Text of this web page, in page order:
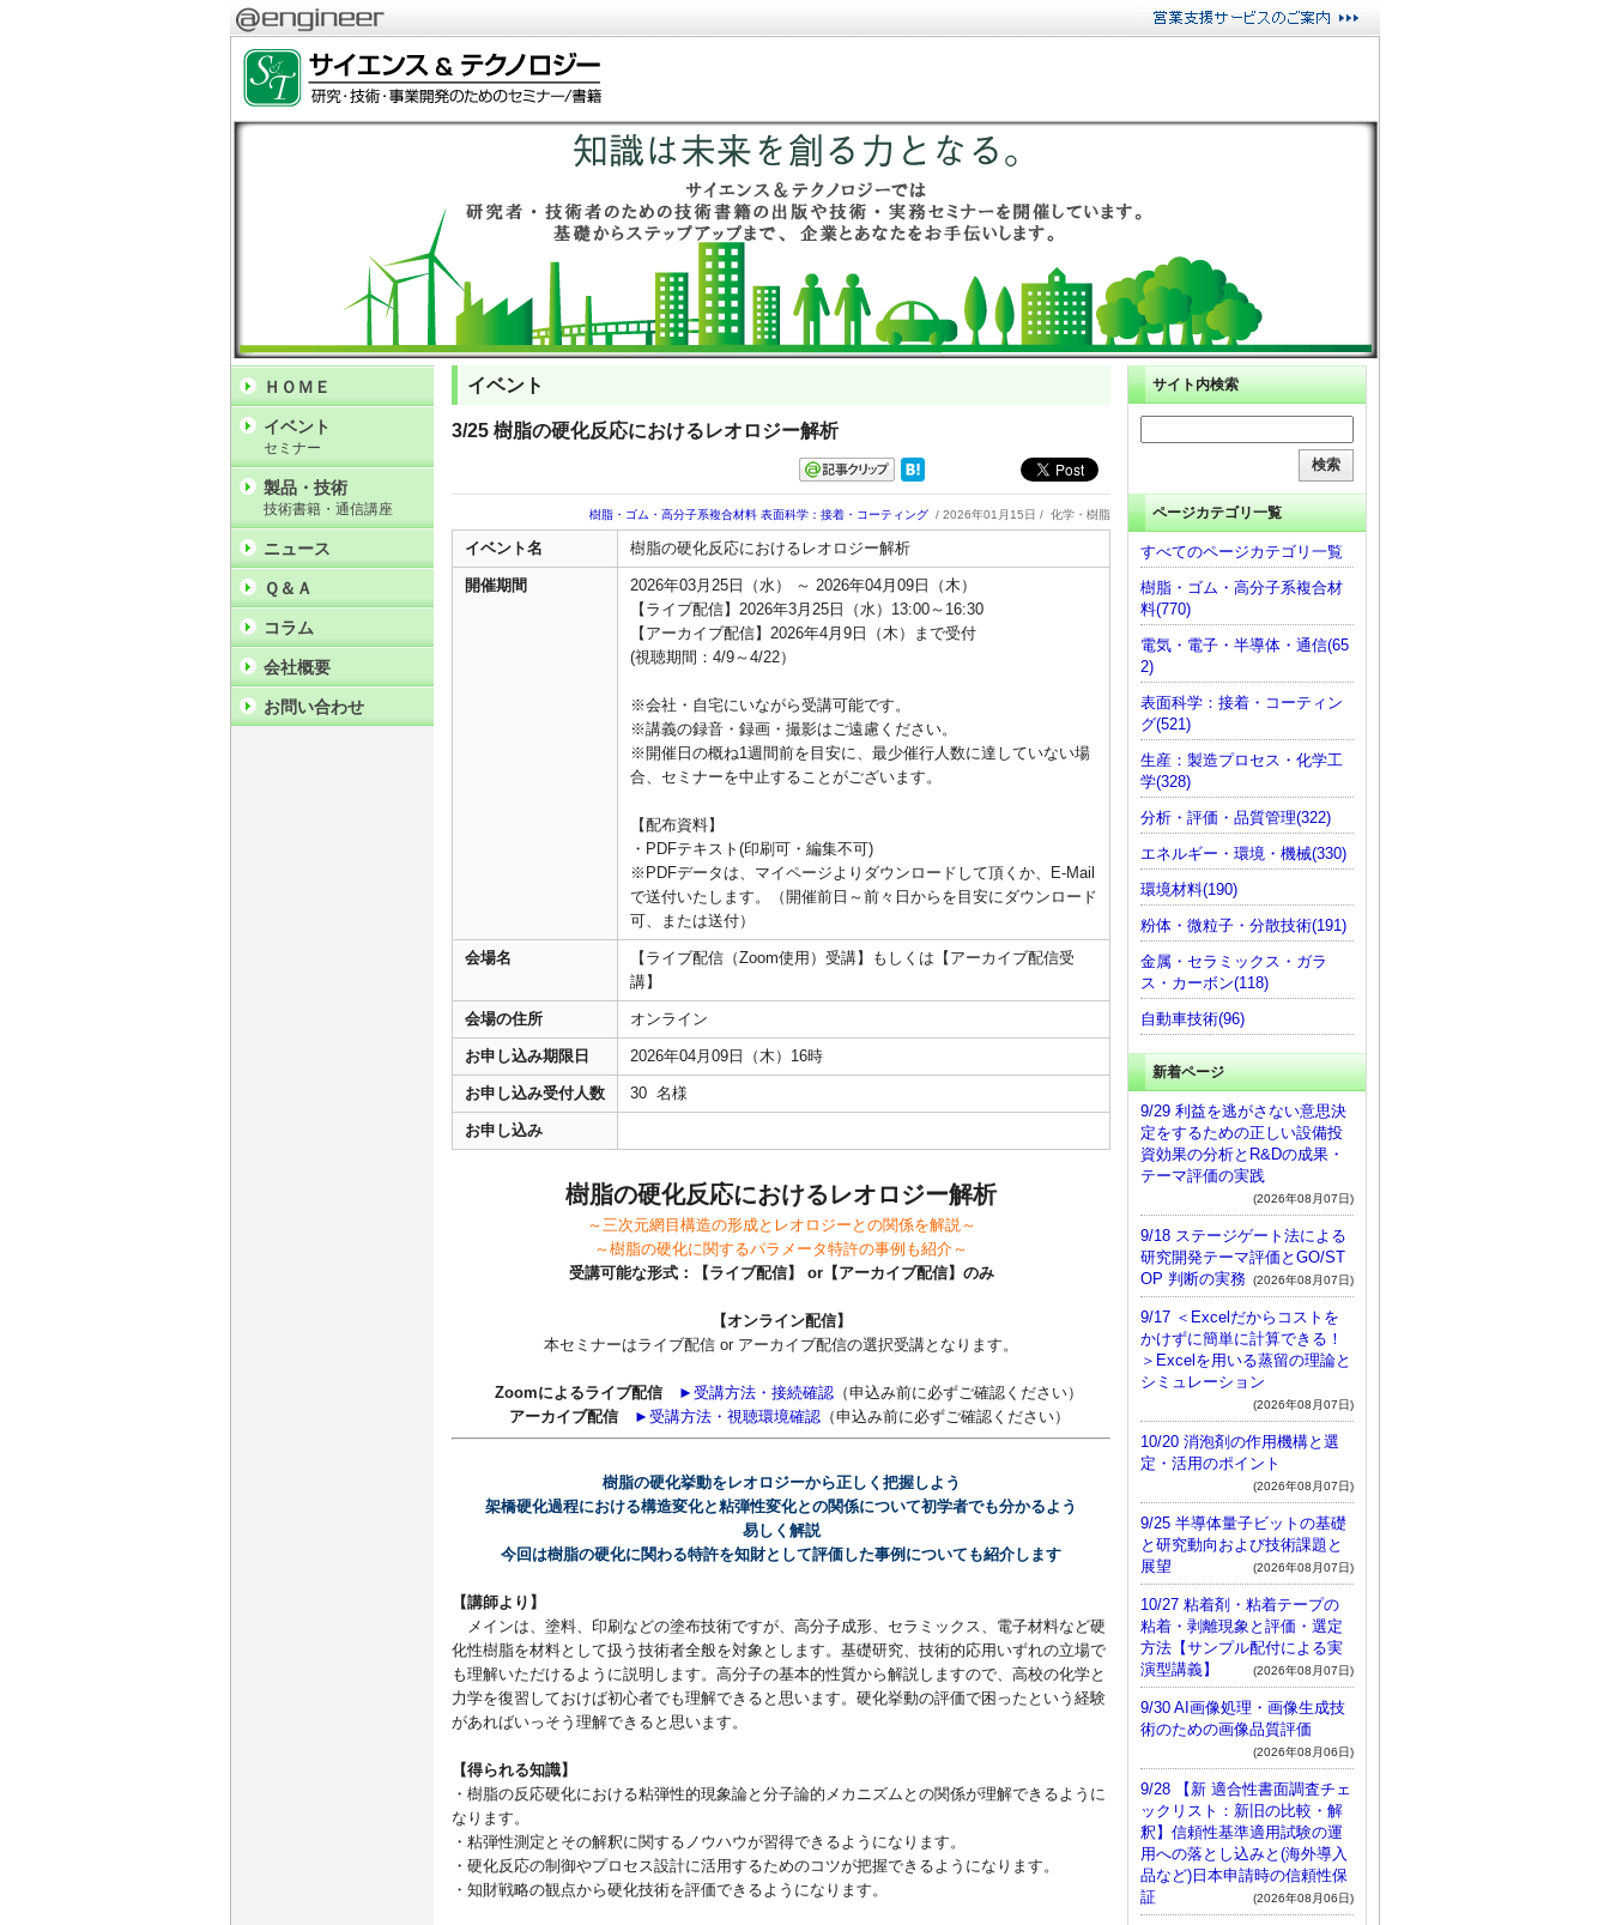
イベント
3/25 樹脂の硬化反応におけるレオロジー解析
樹脂・ゴム・高分子系複合材料 表面科学：接着・コーティング / 2026年01月15日 / 化学・樹脂
イベント名 樹脂の硬化反応におけるレオロジー解析
開催期間
2026年03月25日（水） ～ 2026年04月09日（木）
【ライブ配信】2026年3月25日（水）13:00～16:30
【アーカイブ配信】2026年4月9日（木）まで受付
(視聴期間：4/9～4/22）
※会社・自宅にいながら受講可能です。
※講義の録音・録画・撮影はご遠慮ください。
※開催日の概ね1週間前を目安に、最少催行人数に達していない場
合、セミナーを中止することがございます。
【配布資料】
・PDFテキスト(印刷可・編集不可)
※PDFデータは、マイページよりダウンロードして頂くか、E-Mail
で送付いたします。（開催前日～前々日からを目安にダウンロード
可、または送付）
会場名
【ライブ配信（Zoom使用）受講】もしくは【アーカイブ配信受
講】
会場の住所 オンライン
お申し込み期限日 2026年04月09日（木）16時
お申し込み受付人数 30 名様
お申し込み
樹脂の硬化反応におけるレオロジー解析
～三次元網目構造の形成とレオロジーとの関係を解説～
～樹脂の硬化に関するパラメータ特許の事例も紹介～
受講可能な形式：【ライブ配信】 or【アーカイブ配信】のみ
【オンライン配信】
本セミナーはライブ配信 or アーカイブ配信の選択受講となります。
Zoomによるライブ配信 ►受講方法・接続確認 （申込み前に必ずご確認ください）
アーカイブ配信
►受講方法・視聴環境確認（申込み前に必ずご確認ください）
樹脂の硬化挙動をレオロジーから正しく把握しよう
架橋硬化過程における構造変化と粘弾性変化との関係について初学者でも分かるよう
易しく解説
今回は樹脂の硬化に関わる特許を知財として評価した事例についても紹介します
【講師より】
メインは、塗料、印刷などの塗布技術ですが、高分子成形、セラミックス、電子材料など硬
化性樹脂を材料として扱う技術者全般を対象とします。基礎研究、技術的応用いずれの立場で
も理解いただけるように説明します。高分子の基本的性質から解説しますので、高校の化学と
力学を復習しておけば初心者でも理解できると思います。硬化挙動の評価で困ったという経験
があればいっそう理解できると思います。
【得られる知識】
・樹脂の反応硬化における粘弾性的現象論と分子論的メカニズムとの関係が理解できるように
なります。
・粘弾性測定とその解釈に関するノウハウが習得できるようになります。
・硬化反応の制御やプロセス設計に活用するためのコツが把握できるようになります。
・知財戦略の観点から硬化技術を評価できるようになります。
ＨＯＭＥ
イベント
セミナー
製品・技術
技術書籍・通信講座
ニュース
Ｑ＆Ａ
コラム
会社概要
お問い合わせ
サイト内検索
ページカテゴリ一覧
すべてのページカテゴリ一覧
樹脂・ゴム・高分子系複合材
料(770)
電気・電子・半導体・通信(65
2)
表面科学：接着・コーティン
グ(521)
生産：製造プロセス・化学工
学(328)
分析・評価・品質管理(322)
エネルギー・環境・機械(330)
環境材料(190)
粉体・微粒子・分散技術(191)
金属・セラミックス・ガラ
ス・カーボン(118)
自動車技術(96)
新着ページ
9/29 利益を逃がさない意思決
定をするための正しい設備投
資効果の分析とR&Dの成果・
テーマ評価の実践
(2026年08月07日)
9/18 ステージゲート法による
研究開発テーマ評価とGO/ST
OP 判断の実務 (2026年08月07日)
9/17 ＜Excelだからコストを
かけずに簡単に計算できる！
＞Excelを用いる蒸留の理論と
シミュレーション
(2026年08月07日)
10/20 消泡剤の作用機構と選
定・活用のポイント
(2026年08月07日)
9/25 半導体量子ビットの基礎
と研究動向および技術課題と
展望
(2026年08月07日)
10/27 粘着剤・粘着テープの
粘着・剥離現象と評価・選定
方法【サンプル配付による実
演型講義】
(2026年08月07日)
9/30 AI画像処理・画像生成技
術のための画像品質評価
(2026年08月06日)
9/28 【新 適合性書面調査チェ
ックリスト：新旧の比較・解
釈】信頼性基準適用試験の運
用への落とし込みと(海外導入
品など)日本申請時の信頼性保
証
(2026年08月06日)